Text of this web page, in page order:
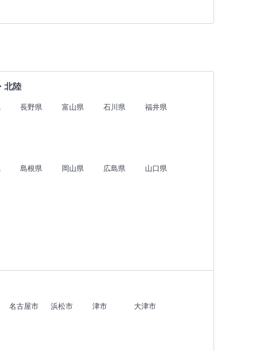
北陸
長野県 富山県 石川県 福井県
島根県 岡山県 広島県 山口県
名古屋市 浜松市 津市
大津市